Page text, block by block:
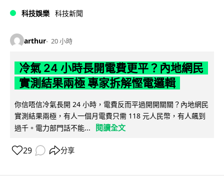
科技娛樂 科技新聞
arthur 20 小時
冷氣 24 小時長開電費更平？內地網民
實測結果兩極 專家拆解慳電邏輯
你信唔信冷氣長開 24 小時，電費反而平過開開關關？內地網民
實測結果兩極，有人一個月電費只需 118 元人民幣，有人飆到
過千。電力部門話不能...
閱讀全文
29 分享